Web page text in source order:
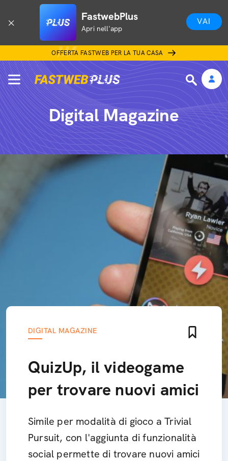
FastwebPlus
Apri nell'app
VAI
OFFERTA FASTWEB PER LA TUA CASA
Digital Magazine
DIGITAL MAGAZINE
QuizUp, il videogame
per trovare nuovi amici
Simile per modalità di gioco a Trivial
Pursuit, con l'aggiunta di funzionalità
social permette di trovare nuovi amici